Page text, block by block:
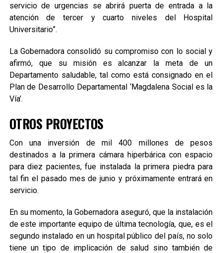
servicio de urgencias se abrirá puerta de entrada a la
atención de tercer y cuarto niveles del Hospital
Universitario”.
La Gobernadora consolidó su compromiso con lo social y
afirmó, que su misión es alcanzar la meta de un
Departamento saludable, tal como está consignado en el
Plan de Desarrollo Departamental ‘Magdalena Social es la
Vía’.
OTROS PROYECTOS
Con una inversión de mil 400 millones de pesos
destinados a la primera cámara hiperbárica con espacio
para diez pacientes, fue instalada la primera piedra para
tal fin el pasado mes de junio y próximamente entrará en
servicio.
En su momento, la Gobernadora aseguró, que la instalación
de este importante equipo de última tecnología, que, es el
segundo instalado en un hospital público del país, no solo
tiene un tipo de implicación de salud sino también de